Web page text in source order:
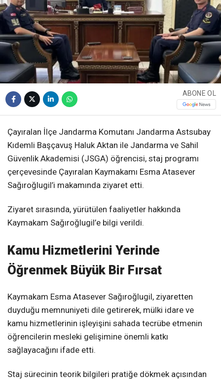
ABONE OL
Çayıralan İlçe Jandarma Komutanı Jandarma Astsubay
Kıdemli Başçavuş Haluk Aktan ile Jandarma ve Sahil
Güvenlik Akademisi (JSGA) öğrencisi, staj programı
çerçevesinde Çayıralan Kaymakamı Esma Atasever
Sağıroğlugil’i makamında ziyaret etti.
Ziyaret sırasında, yürütülen faaliyetler hakkında
Kaymakam Sağıroğlugil’e bilgi verildi.
Kamu Hizmetlerini Yerinde
Öğrenmek Büyük Bir Fırsat
Kaymakam Esma Atasever Sağıroğlugil, ziyaretten
duyduğu memnuniyeti dile getirerek, mülki idare ve
kamu hizmetlerinin işleyişini sahada tecrübe etmenin
öğrencilerin mesleki gelişimine önemli katkı
sağlayacağını ifade etti.
Staj sürecinin teorik bilgileri pratiğe dökmek açısından